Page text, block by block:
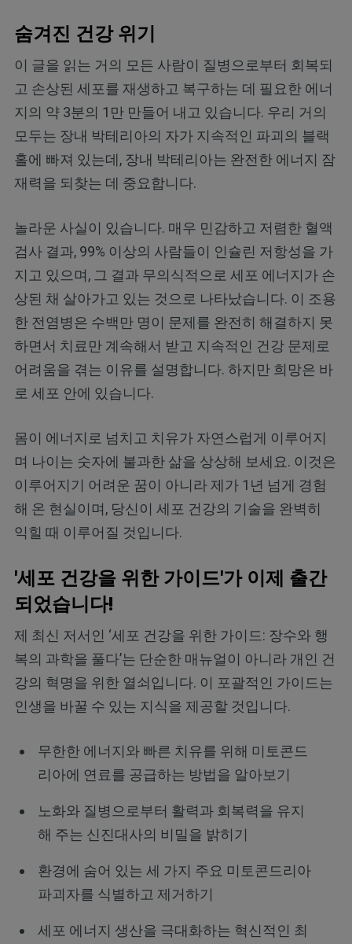
숨겨진 건강 위기
이 글을 읽는 거의 모든 사람이 질병으로부터 회복되
고 손상된 세포를 재생하고 복구하는 데 필요한 에너
지의 약 3분의 1만 만들어 내고 있습니다. 우리 거의
모두는 장내 박테리아의 자가 지속적인 파괴의 블랙
홀에 빠져 있는데, 장내 박테리아는 완전한 에너지 잠
재력을 되찾는 데 중요합니다.
놀라운 사실이 있습니다. 매우 민감하고 저렴한 혈액
검사 결과, 99% 이상의 사람들이 인슐린 저항성을 가
지고 있으며, 그 결과 무의식적으로 세포 에너지가 손
상된 채 살아가고 있는 것으로 나타났습니다. 이 조용
한 전염병은 수백만 명이 문제를 완전히 해결하지 못
하면서 치료만 계속해서 받고 지속적인 건강 문제로
어려움을 겪는 이유를 설명합니다. 하지만 희망은 바
로 세포 안에 있습니다.
몸이 에너지로 넘치고 치유가 자연스럽게 이루어지
며 나이는 숫자에 불과한 삶을 상상해 보세요. 이것은
이루어지기 어려운 꿈이 아니라 제가 1년 넘게 경험
해 온 현실이며, 당신이 세포 건강의 기술을 완벽히
익힐 때 이루어질 것입니다.
'세포 건강을 위한 가이드'가 이제 출간
되었습니다!
제 최신 저서인 ‘세포 건강을 위한 가이드: 장수와 행
복의 과학을 풀다’는 단순한 매뉴얼이 아니라 개인 건
강의 혁명을 위한 열쇠입니다. 이 포괄적인 가이드는
인생을 바꿀 수 있는 지식을 제공할 것입니다.
무한한 에너지와 빠른 치유를 위해 미토콘드
리아에 연료를 공급하는 방법을 알아보기
노화와 질병으로부터 활력과 회복력을 유지
해 주는 신진대사의 비밀을 밝히기
환경에 숨어 있는 세 가지 주요 미토콘드리아
파괴자를 식별하고 제거하기
세포 에너지 생산을 극대화하는 혁신적인 최